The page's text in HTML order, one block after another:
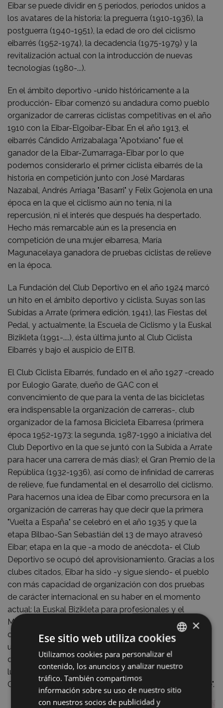
Eibar se puede dividir en 5 períodos, períodos unidos a
los avatares de la historia: la preguerra (1910-1936), la
postguerra (1940-1951), la edad de oro del ciclismo
eibarrés (1952-1974), la decadencia (1975-1979) y la
revitalización actual con la introducción de nuevas
tecnologías (1980-...).
En el ámbito deportivo -unido históricamente a la
producción- Eibar comenzó su andadura como pueblo
organizador de carreras ciclistas competitivas en el año
1910 con la Eibar-Elgoibar-Eibar. En el año 1913, el
eibarrés Cándido Arrizabalaga "Apotxiano" fue el
ganador de la Eibar-Zumarraga-Eibar por lo que
podemos considerarlo el primer ciclista eibarrés de la
historia en competición junto con José Mardaras
Nazabal, Andrés Arriaga "Basarri" y Felix Gojenola en una
época en la que el ciclismo aún no tenía, ni la
repercusión, ni el interés que después ha despertado.
Hecho más remarcable aún es la presencia en
competición de una mujer eibarresa, María
Magunacelaya ganadora de pruebas ciclistas de relieve
en la época.
La Fundación del Club Deportivo en el año 1924 marcó
un hito en el ámbito deportivo y ciclista. Suyas son las
Subidas a Arrate (primera edición, 1941), las Fiestas del
Pedal, y actualmente, la Escuela de Ciclismo y la Euskal
Bizikleta (1991-....), ésta última junto al Club Ciclista
Eibarrés y bajo el auspicio de EITB.
El Club Ciclista Eibarrés, fundado en el año 1927 -creado
por Eulogio Garate, dueño de GAC con el
convencimiento de que para la venta de las bicicletas
era indispensable la organización de carreras-, club
organizador de la famosa Bicicleta Eibarresa (primera
época 1952-1973; la segunda, 1987-1990 a iniciativa del
Club Deportivo en la que se juntó con la Subida a Arrate
para hacer una carrera de más días); el Gran Premio de la
República (1932-1936), así como de infinidad de carreras
de relieve, fue fundamental en el desarrollo del ciclismo.
Para hacernos una idea de Eibar como precursora en la
organización de carreras hay que decir que la primera
"Vuelta a España" se celebró en el año 1935 y que la
etapa Bilbao-San Sebastián del 13 de mayo atravesó
Eibar; etapa en la que -a modo de anécdota- el Club
Deportivo se ocupó del aprovisionamiento. Gracias a los
clubes citados, Eibar ha sido -y sigue siendo- el pueblo
con más capacidad de organización con dos pruebas
de carácter internacional en su haber en el momento
actual: la Euskal Bizikleta para profesionales y el
Memorial Valenciaga en la categoría de aficionados,
carrera organizada en memoria de José Luis Valenciaga
uno de los grandes impulsores del ciclismo; presidente
de la Federación Guipuzcoana de Ciclismo. Ocupa un
lugar destacado en la historia del ciclismo junto a Juan
Gisasola "Juanito Txoko", el "padre" de la "Subida a Arrate".
BASQUE
SPANISH
×
Ese sitio web utiliza cookies
Utilizamos cookies para personalizar el
contenido, los anuncios y analizar nuestro
tráfico. También compartimos
información sobre su uso de nuestro sitio
con nuestros socios de publicidad y